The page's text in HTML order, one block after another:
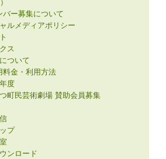
バー募集について
ルメディアポリシー
ス
ついて
料金・利用方法
度
町民芸術劇場 賛助会員募集
プ
ンロード